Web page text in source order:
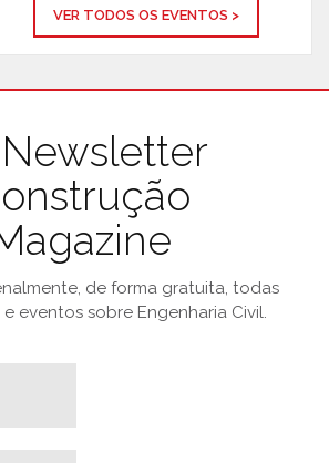
VER TODOS OS EVENTOS >
Newsletter
de forma gratuita, todas
eventos sobre Engenharia Civil.